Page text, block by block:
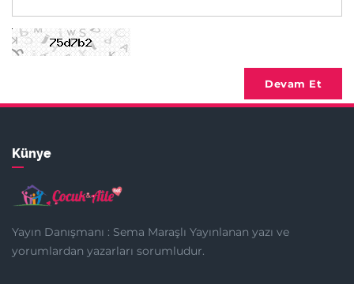
Devam Et
Künye
Yayın Danışmanı : Sema Maraşlı Yayınlanan yazı ve
yorumlardan yazarları sorumludur.